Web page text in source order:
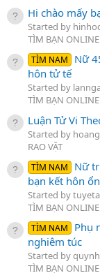
Hi chào mấy
Started by
TÌM BẠN ONLINE
TÌM NAM
Nữ
hôn tử tế
Started by
TÌM BẠN ONLINE
Luận Tử Vi
Started by
RAO VẶT
TÌM NAM
Nữ
bạn kết hôn
Started by
TÌM BẠN ONLINE
TÌM NAM
Phụ
nghiêm túc
Started by
TÌM BẠN ONLINE